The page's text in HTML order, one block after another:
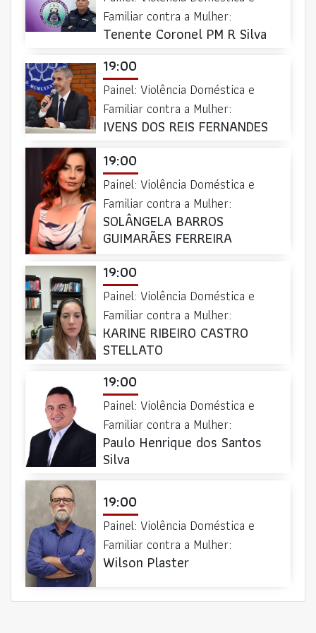
Familiar contra a Mulher:
Tenente Coronel PM R Silva
19:00
Painel: Violência Doméstica e
Familiar contra a Mulher:
IVENS DOS REIS FERNANDES
19:00
Painel: Violência Doméstica e
Familiar contra a Mulher:
SOLÂNGELA BARROS
GUIMARÃES FERREIRA
19:00
Painel: Violência Doméstica e
Familiar contra a Mulher:
KARINE RIBEIRO CASTRO
STELLATO
19:00
Painel: Violência Doméstica e
Familiar contra a Mulher:
Paulo Henrique dos Santos
Silva
19:00
Painel: Violência Doméstica e
Familiar contra a Mulher:
Wilson Plaster